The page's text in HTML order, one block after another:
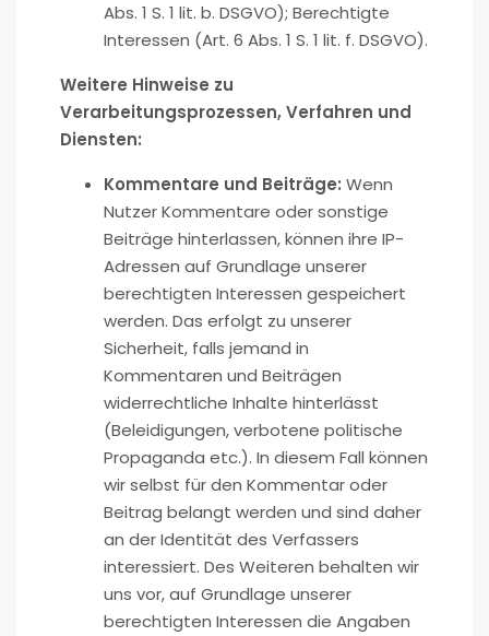
Abs. 1 S. 1 lit. b. DSGVO); Berechtigte
Interessen (Art. 6 Abs. 1 S. 1 lit. f. DSGVO).
Weitere Hinweise zu
Verarbeitungsprozessen, Verfahren und
Diensten:
Kommentare und Beiträge: Wenn
Nutzer Kommentare oder sonstige
Beiträge hinterlassen, können ihre IP-
Adressen auf Grundlage unserer
berechtigten Interessen gespeichert
werden. Das erfolgt zu unserer
Sicherheit, falls jemand in
Kommentaren und Beiträgen
widerrechtliche Inhalte hinterlässt
(Beleidigungen, verbotene politische
Propaganda etc.). In diesem Fall können
wir selbst für den Kommentar oder
Beitrag belangt werden und sind daher
an der Identität des Verfassers
interessiert. Des Weiteren behalten wir
uns vor, auf Grundlage unserer
berechtigten Interessen die Angaben